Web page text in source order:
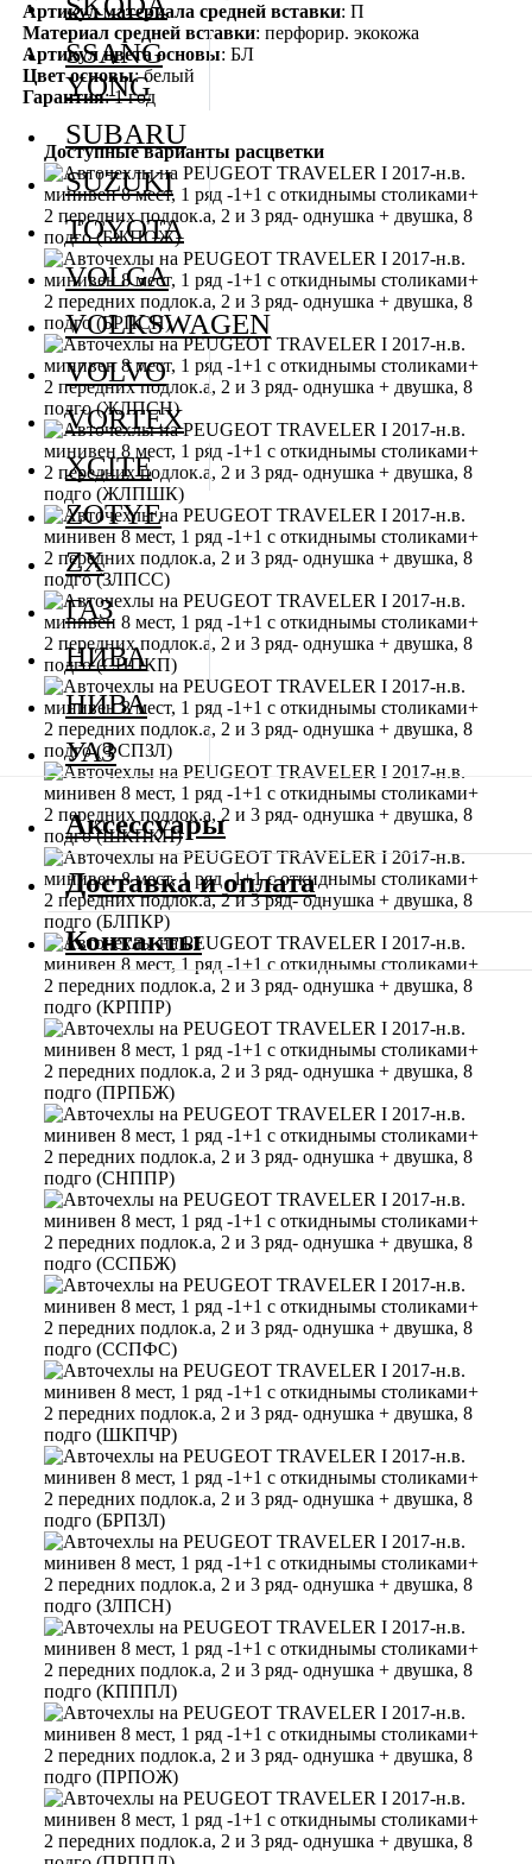
Артикул материала средней вставки: П
Материал средней вставки: перфорир. экокожа
Артикул цвета основы: БЛ
Цвет основы: белый
Гарантия: 1 год
Доступные варианты расцветки
SSANG
YONG
SUBARU
SUZUKI
TOYOTA
VOLGA
VOLKSWAGEN
VOLVO
VORTEX
XCITE
ZOTYE
ZX
ГАЗ
НИВА
НИВА
УАЗ
Аксессуары
Доставка и оплата
Контакты